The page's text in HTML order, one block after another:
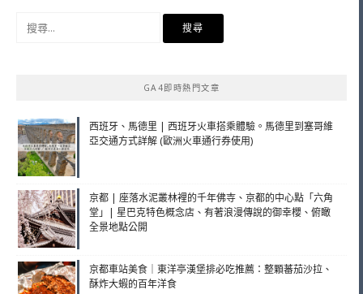
GA4即時熱門文章
西班牙、馬德里 | 西班牙火車搭乘體驗。馬德里到塞哥維
亞交通方式詳解 (歐洲火車通行券使用)
京都 | 座落水泥叢林裡的千年佛寺、京都的中心點「六角
堂」| 星巴克特色概念店、有著浪漫傳說的御幸櫻、俯瞰
全景地點公開
京都車站美食｜東洋亭漢堡排必吃推薦：整顆蕃茄沙拉、
酥炸大蝦的百年洋食